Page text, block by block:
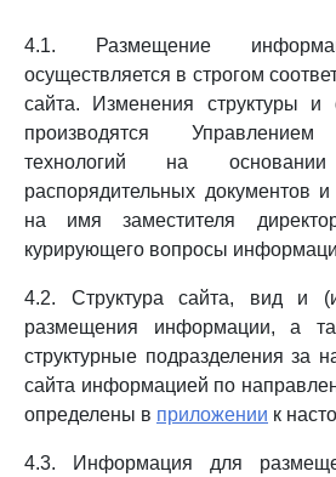
4.1. Размещение
осуществляется в строгом
сайта. Изменения структуры и
производятся
технологий на основании
распорядительных документов
на имя заместителя
курирующего вопросы
4.2. Структура сайта, вид и
размещения информации, а
структурные подразделения за
сайта информацией по
определены в приложении к
4.3. Информация для